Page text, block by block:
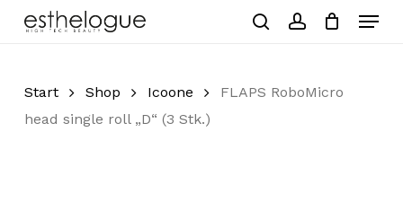
Menu
Start Shop Icoone
FLAPS RoboMicro
head single roll „D“ (3 Stk.)